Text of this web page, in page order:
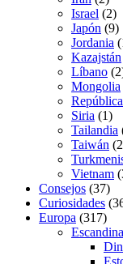
Israel (2)
Japón (9)
Jordania
Kazajstán
Líbano
Mongolia
Siria (1)
Tailandia
Taiwán
Vietnam
Consejos (37)
Curiosidades
Europa (317)